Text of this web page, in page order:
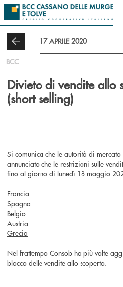
Salta al contenuto principale
17 APRILE 2020
BCC
Divieto di vendite allo
(short selling)
Si comunica che le autorità di
annunciato che le restrizioni sulle
fino al giorno di lunedì 18 maggio
Francia
Spagna
Belgio
Austria
Grecia
Nel frattempo Consob ha più volte
blocco delle vendite allo scoperto.